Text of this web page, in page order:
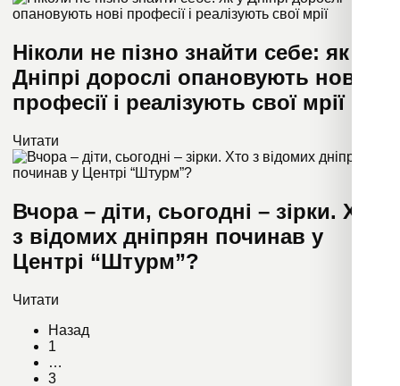
Ніколи не пізно знайти себе: як у
Дніпрі дорослі опановують нові
професії і реалізують свої мрії
Читати
Вчора – діти, сьогодні – зірки. Хто
з відомих дніпрян починав у
Центрі “Штурм”?
Читати
Назад
1
…
3